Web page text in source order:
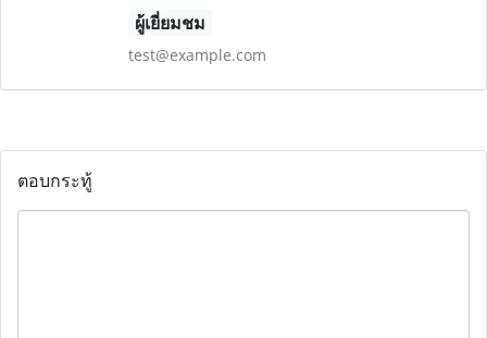
ผู้เยี่ยมชม
test@example.com
ตอบกระทู้